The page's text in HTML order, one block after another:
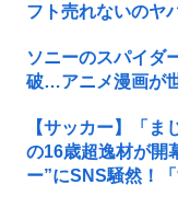
フト売れないのヤ
ソニーのスパイダ
破…アニメ漫画が
【サッカー】「
の16歳超逸材が開
ー”にSNS騒然！「